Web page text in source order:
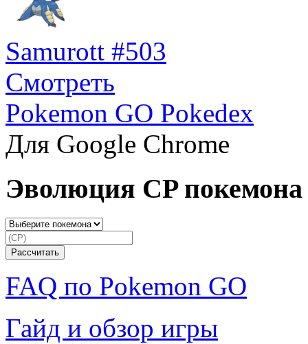
Samurott #503
Смотреть
Pokemon GO Pokedex
Для Google Chrome
Эволюция CP покемона
FAQ по Pokemon GO
Гайд и обзор игры